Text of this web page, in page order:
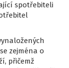
spotřebiteli
zejména o
přičemž